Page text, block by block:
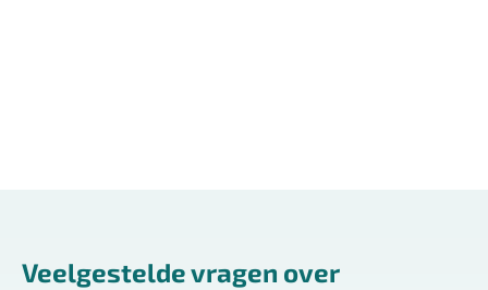
Veelgestelde vragen over